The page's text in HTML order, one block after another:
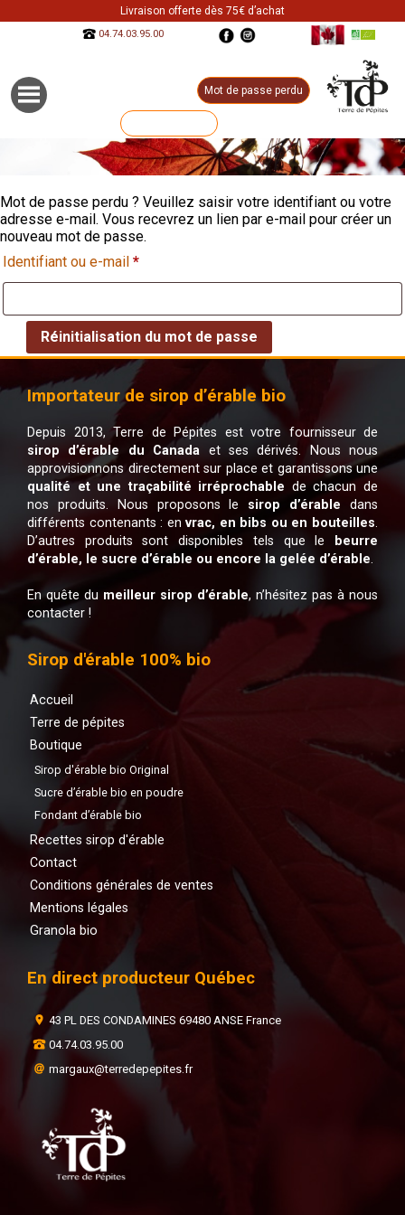
Livraison offerte dès 75€ d’achat
04.74.03.95.00
Mot de passe perdu
Mot de passe perdu ? Veuillez saisir votre identifiant ou votre
adresse e-mail. Vous recevrez un lien par e-mail pour créer un
nouveau mot de passe.
Identifiant ou e-mail *Obligatoire
Réinitialisation du mot de passe
Importateur de sirop d’érable bio
Depuis 2013, Terre de Pépites est votre fournisseur de
sirop d’érable du Canada et ses dérivés. Nous nous
approvisionnons directement sur place et garantissons une
qualité et une traçabilité irréprochable de chacun de
nos produits. Nous proposons le sirop d’érable dans
différents contenants : envrac, en bibs ou en bouteilles.
D’autres produits sont disponibles tels que le
beurre
d’érable, le sucre d’érable ou encore la gelée d’érable.
En quête du meilleur sirop d’érable, n’hésitez pas à nous
contacter !
Sirop d'érable 100% bio
Accueil
Terre de pépites
Boutique
Sirop d'érable bio Original
Sucre d’érable bio en poudre
Fondant d’érable bio
Recettes sirop d'érable
Contact
Conditions générales de ventes
Mentions légales
Granola bio
En direct producteur Québec
43 PL DES CONDAMINES 69480 ANSE France
04.74.03.95.00
margaux@terredepepites.fr